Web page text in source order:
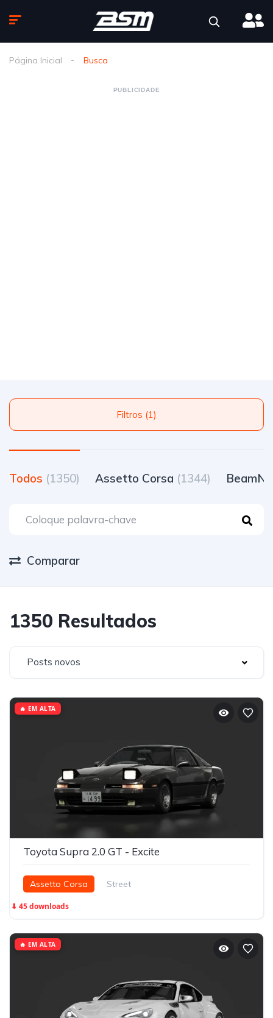
Página Inicial Busca
PUBLICIDADE
Filtros (1)
Todos (1350) Assetto Corsa (1344)
Comparar
1350 Resultados
Posts novos
Toyota Supra 2.0 GT - Excite
Assetto Corsa Street
⬇ 45 downloads
🔥 EM ALTA
🔥 EM ALTA